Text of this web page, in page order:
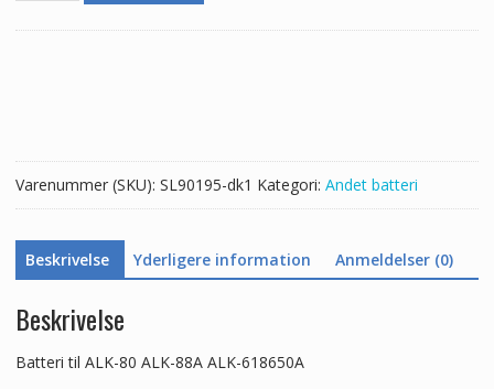
antal
Varenummer (SKU): SL90195-dk1 Kategori: Andet batteri
Beskrivelse Yderligere information Anmeldelser (0)
Beskrivelse
Batteri til ALK-80 ALK-88A ALK-618650A